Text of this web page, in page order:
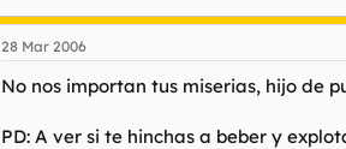
28 Mar 2006
No nos importan tus miserias, hijo de
PD: A ver si te hinchas a beber y